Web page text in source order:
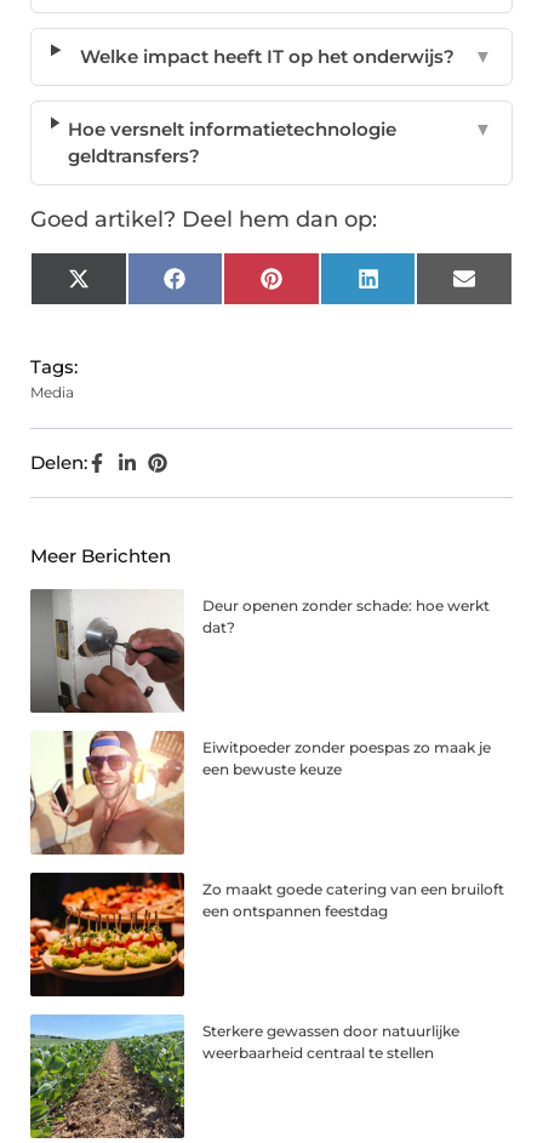
Welke impact heeft IT op het onderwijs? ▼
Hoe versnelt informatietechnologie
geldtransfers?
▼
Goed artikel? Deel hem dan op:
X
(Twitter)
FacebookPinterest LinkedIn Email
Tags:
Media
Delen:
Meer Berichten
Deur openen zonder schade: hoe werkt
dat?
Eiwitpoeder zonder poespas zo maak je
een bewuste keuze
Zo maakt goede catering van een bruiloft
een ontspannen feestdag
Sterkere gewassen door natuurlijke
weerbaarheid centraal te stellen